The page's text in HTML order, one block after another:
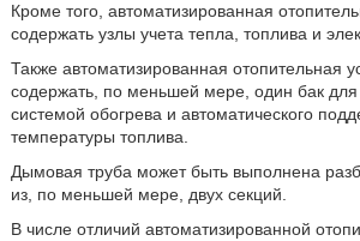
Кроме того, автоматизированная
содержать узлы учета тепла, топлива и
Также автоматизированная отопительная
содержать, по меньшей мере, один бак для
системой обогрева и автоматического
температуры топлива.
Дымовая труба может быть выполнена
из, по меньшей мере, двух секций.
В числе отличий автоматизированной